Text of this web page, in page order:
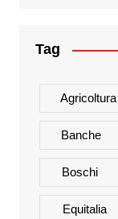
Tag
Agricoltura
Banche
Boschi
Equitalia